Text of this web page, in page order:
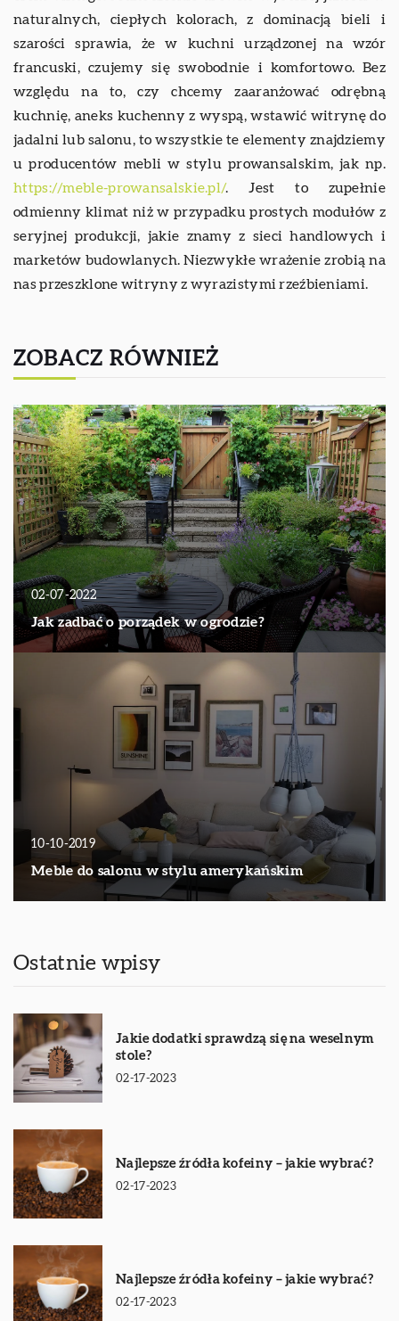
naturalnych, ciepłych kolorach, z dominacją bieli i
szarości sprawia, że w kuchni urządzonej na wzór
francuski, czujemy się swobodnie i komfortowo. Bez
względu na to, czy chcemy zaaranżować odrębną
kuchnię, aneks kuchenny z wyspą, wstawić witrynę do
jadalni lub salonu, to wszystkie te elementy znajdziemy
u producentów mebli w stylu prowansalskim, jak np.
https://meble-prowansalskie.pl/. Jest to zupełnie
odmienny klimat niż w przypadku prostych modułów z
seryjnej produkcji, jakie znamy z sieci handlowych i
marketów budowlanych. Niezwykłe wrażenie zrobią na
nas przeszklone witryny z wyrazistymi rzeźbieniami.
ZOBACZ RÓWNIEŻ
02-07-2022
Jak zadbać o porządek w ogrodzie?
10-10-2019
Meble do salonu w stylu amerykańskim
Ostatnie wpisy
Jakie dodatki sprawdzą się na weselnym
stole?
02-17-2023
Najlepsze źródła kofeiny – jakie wybrać?
02-17-2023
Najlepsze źródła kofeiny – jakie wybrać?
02-17-2023